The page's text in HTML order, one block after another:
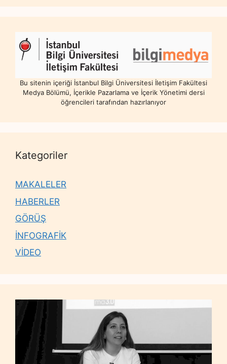
Bu sitenin içeriği İstanbul Bilgi Üniversitesi İletişim Fakültesi
Medya Bölümü, İçerikle Pazarlama ve İçerik Yönetimi dersi
öğrencileri tarafından hazırlanıyor
Kategoriler
MAKALELER
HABERLER
GÖRÜŞ
İNFOGRAFİK
VİDEO